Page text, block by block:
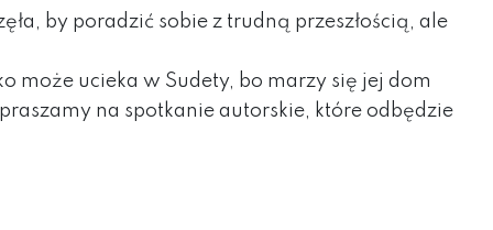
by poradzić sobie z trudną przeszłością, ale
może ucieka w Sudety, bo marzy się jej dom
na spotkanie autorskie, które odbędzie